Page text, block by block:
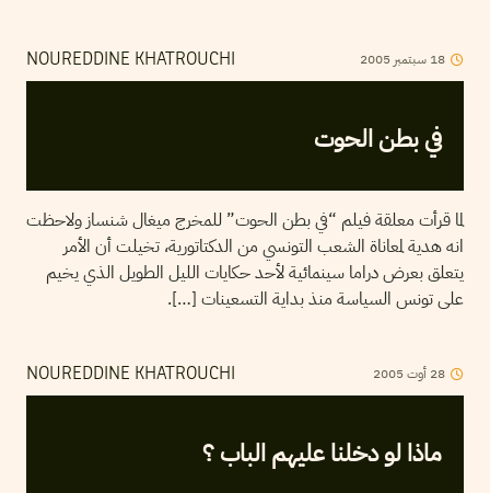
NOUREDDINE KHATROUCHI 18 سبتمبر 2005
في بطن الحوت
لما قرأت معلقة فيلم “في بطن الحوت” للمخرج ميغال شنساز ولاحظت
انه هدية لمعاناة الشعب التونسي من الدكتاتورية، تخيلت أن الأمر
يتعلق بعرض دراما سينمائية لأحد حكايات الليل الطويل الذي يخيم
على تونس السياسة منذ بداية التسعينات […].
NOUREDDINE KHATROUCHI 28 أوت 2005
ماذا لو دخلنا عليهم الباب ؟